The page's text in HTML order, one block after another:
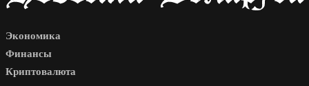
Экономика
Финансы
Криптовалюта